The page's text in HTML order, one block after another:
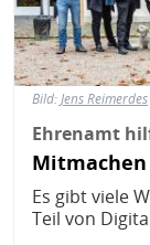
Bild:Jens Reimerdes
Ehrenamt
Mitmachen
Es gibt viele
Teil von